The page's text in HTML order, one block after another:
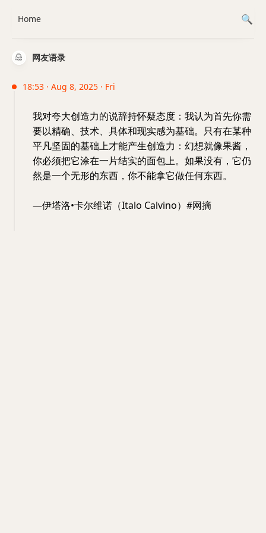
网友语录
18:53 · Aug 8, 2025 · Fri
我对夸大创造力的说辞持怀疑态度：我认为首先你需
要以精确、技术、具体和现实感为基础。只有在某种
平凡坚固的基础上才能产生创造力：幻想就像果酱，
你必须把它涂在一片结实的面包上。如果没有，它仍
然是一个无形的东西，你不能拿它做任何东西。
—伊塔洛•卡尔维诺（Italo Calvino）#网摘
Home